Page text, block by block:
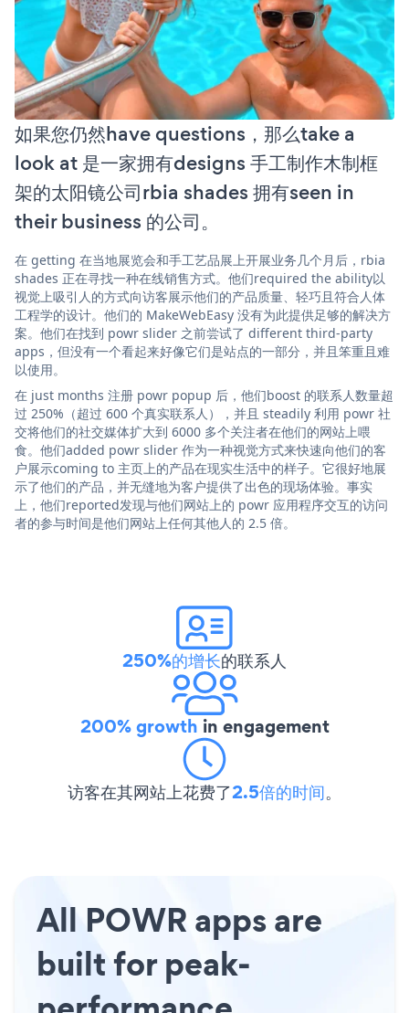
如果您仍然have questions，那么take a
look at 是一家拥有designs 手工制作木制框
架的太阳镜公司rbia shades 拥有seen in
their business 的公司。
在 getting 在当地展览会和手工艺品展上开展业务几个月后，rbia
shades 正在寻找一种在线销售方式。他们required the ability以
视觉上吸引人的方式向访客展示他们的产品质量、轻巧且符合人体
工程学的设计。他们的 MakeWebEasy 没有为此提供足够的解决方
案。他们在找到 powr slider 之前尝试了 different third-party
apps，但没有一个看起来好像它们是站点的一部分，并且笨重且难
以使用。
在 just months 注册 powr popup 后，他们boost 的联系人数量超
过 250%（超过 600 个真实联系人），并且 steadily 利用 powr 社
交将他们的社交媒体扩大到 6000 多个关注者在他们的网站上喂
食。他们added powr slider 作为一种视觉方式来快速向他们的客
户展示coming to 主页上的产品在现实生活中的样子。它很好地展
示了他们的产品，并无缝地为客户提供了出色的现场体验。事实
上，他们reported发现与他们网站上的 powr 应用程序交互的访问
者的参与时间是他们网站上任何其他人的 2.5 倍。
250%的增长的联系人
200% growth in engagement
访客在其网站上花费了2.5倍的时间。
All POWR apps are
built for peak-